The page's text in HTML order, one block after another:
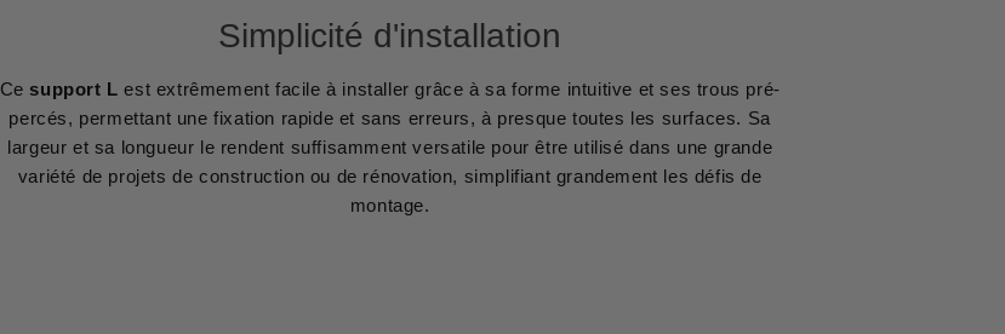
Simplicité d'installation
Ce support L est extrêmement facile à installer grâce à sa forme intuitive et ses trous pré-
percés, permettant une fixation rapide et sans erreurs, à presque toutes les surfaces. Sa
largeur et sa longueur le rendent suffisamment versatile pour être utilisé dans une grande
variété de projets de construction ou de rénovation, simplifiant grandement les défis de
montage.